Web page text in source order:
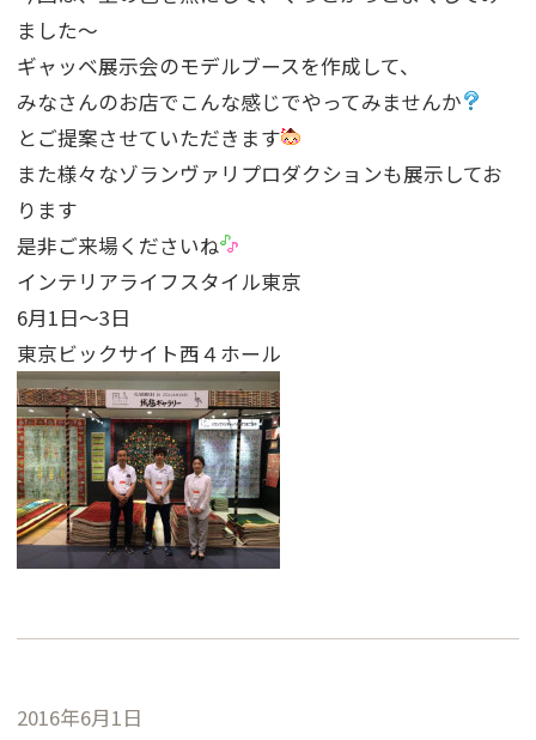
ました〜
ギャッベ展示会のモデルブースを作成して、
みなさんのお店でこんな感じでやってみませんか
とご提案させていただきます
また様々なゾランヴァリプロダクションも展示してお
ります
是非ご来場くださいね
インテリアライフスタイル東京
6月1日〜3日
東京ビックサイト西４ホール
2016年6月1日